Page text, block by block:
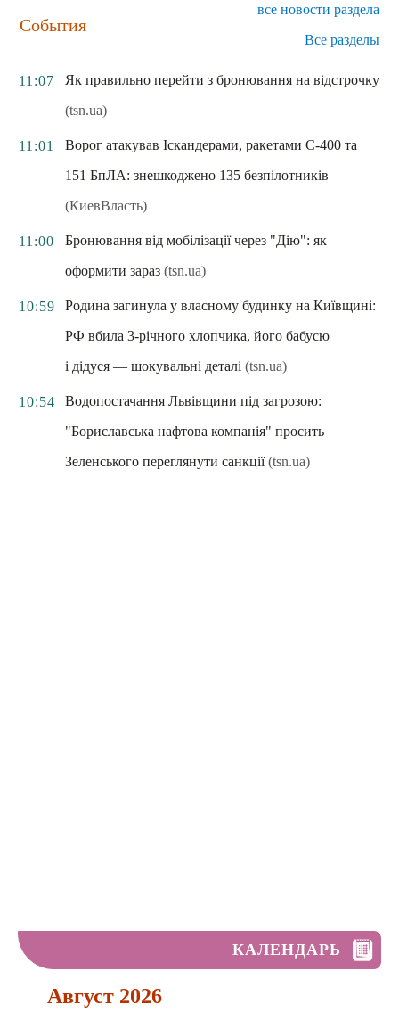
События
все новости раздела
Все разделы
11:07
Як правильно перейти з бронювання на відстрочку
(tsn.ua)
11:01
Ворог атакував Іскандерами, ракетами С-400 та
151 БпЛА: знешкоджено 135 безпілотників
(КиевВласть)
11:00
Бронювання від мобілізації через "Дію": як
оформити зараз (tsn.ua)
10:59
Родина загинула у власному будинку на Київщині:
РФ вбила 3-річного хлопчика, його бабусю
і дідуся — шокувальні деталі (tsn.ua)
10:54
Водопостачання Львівщини під загрозою:
"Бориславська нафтова компанія" просить
Зеленського переглянути санкції (tsn.ua)
КАЛЕНДАРЬ
Август 2026